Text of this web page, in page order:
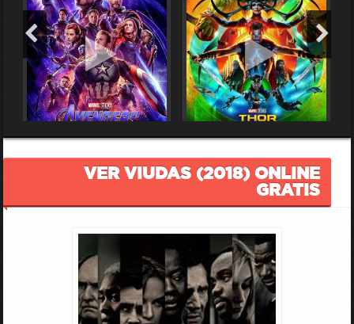
VER VIUDAS (2018) ONLINE
GRATIS